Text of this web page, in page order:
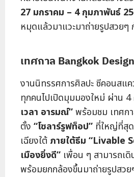
27 มกราคม – 4 กุมภาพันธ์
หมุดแล้วมาแวะมาถ่ายรูปสวยๆ
เทศกาล Bangkok
งานนิทรรศการศิลปะ ซีคอนสแ
ทุกคนไปเปิดมุมมองใหม่ ผ่าน 4
เวลา อารมณ์”พร้อมชม เทศก
ตั้ง “โซลาร์รูฟท็อป” ที่ใหญ่ที่สุด
เฉียงใต้ภายใต้ธีม “Livable
เมืองยิ่งดี” เพื่อน ๆ สามารถเ
พร้อมยกกล้องขึ้นมาถ่ายรูปสวย